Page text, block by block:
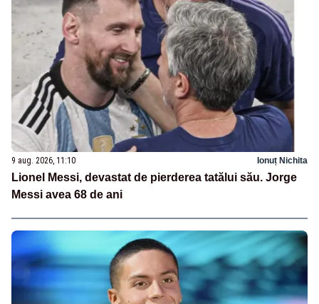
9 aug. 2026, 11:10 Ionuț Nichita
Lionel Messi, devastat de pierderea tatălui său. Jorge
Messi avea 68 de ani